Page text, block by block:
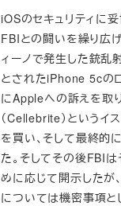
iOSのセキュリティに
FBIとの闘いを繰り広
ィーノで発生した銃乱
とされたiPhone 5cの
にAppleへの訴えを取
（Cellebrite）というイ
を買い、そして最終的
た。そしてその後FBI
めに応じて開示したが
については機密事項と